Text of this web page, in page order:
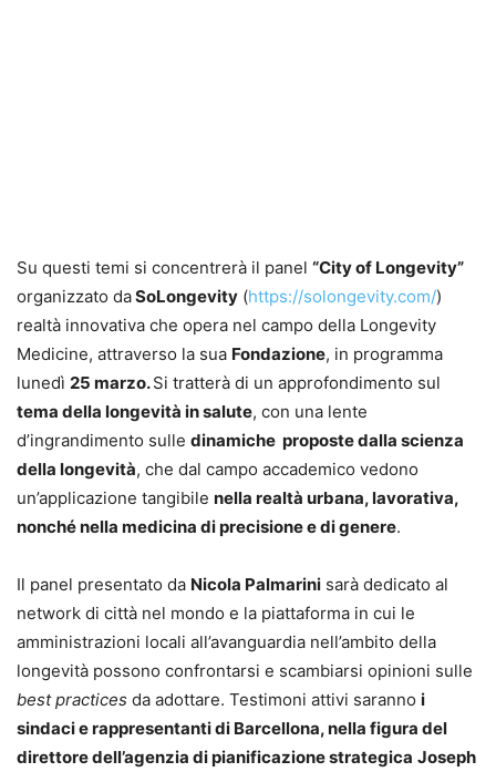
Su questi temi si concentrerà il panel “City of Longevity”
organizzato daSoLongevity (https://solongevity.com/)
realtà innovativa che opera nel campo della Longevity
Medicine, attraverso la sua Fondazione, in programma
lunedì 25 marzo.Si tratterà di un approfondimento sul
tema della longevità in salute, con una lente
d’ingrandimento sulle dinamiche proposte dalla scienza
della longevità, che dal campo accademico vedono
un’applicazione tangibile nella realtà urbana, lavorativa,
nonché nella medicina di precisione e di genere.
Il panel presentato da Nicola Palmarini sarà dedicato al
network di città nel mondo e la piattaforma in cui le
amministrazioni locali all’avanguardia nell’ambito della
longevità possono confrontarsi e scambiarsi opinioni sulle
best practices da adottare. Testimoni attivi saranno i
sindaci e rappresentanti di Barcellona, nella figura del
direttore dell’agenzia di pianificazione strategica Joseph